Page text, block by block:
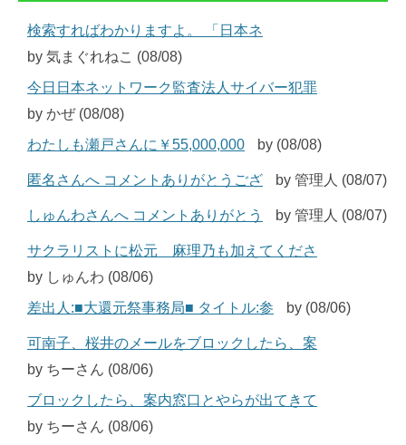
検索すればわかりますよ。 「日本ネ
by 気まぐれねこ (08/08)
今日日本ネットワーク監査法人サイバー犯罪
by かぜ (08/08)
わたしも瀬戸さんに￥55,000,000
by (08/08)
匿名さんへ コメントありがとうござ by 管理人 (08/07)
しゅんわさんへ コメントありがとう by 管理人 (08/07)
サクラリストに松元 麻理乃も加えてくださ
by しゅんわ (08/06)
差出人:■大還元祭事務局■ タイトル:参
by (08/06)
可南子、桜井のメールをブロックしたら、案
by ちーさん (08/06)
ブロックしたら、案内窓口とやらが出てきて
by ちーさん (08/06)